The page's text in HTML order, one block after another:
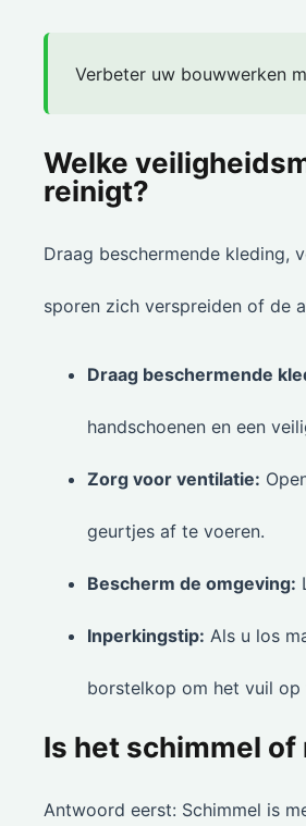
Verbeter uw bouwwerken
Welke
reinigt?
Draag beschermende kleding,
sporen zich verspreiden of de
Draag beschermende
handschoenen en een
Zorg voor ventilatie:
geurtjes af te voeren.
Bescherm de omgeving:
Inperkingstip: Als u los
borstelkop om het vuil op
Is het schimmel
Antwoord eerst: Schimmel is